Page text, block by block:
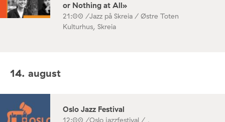
or Nothing at All»
21:00 /Jazz på Skreia / Østre Toten
Kulturhus, Skreia
14. august
Oslo Jazz Festival
12:00 /Oslo jazzfestival / ,